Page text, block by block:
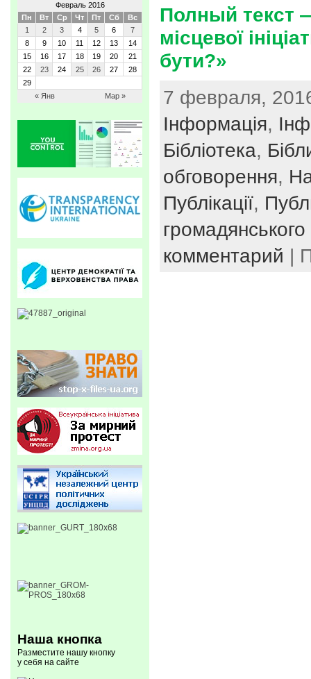
Февраль 2016
Пн
Вт Ср Чт Пт Сб Вс
« Янв Мар »
1 2 3 4 5 6
7
8
9 10 11 12 13
14
15
16 17 18 19 20
21
22
23 24 25 26 27
28
29
Наша кнопка
Разместите нашу кнопку
у себя на сайте
Полный текст
місцевої
бути?»
7 февраля,
Інформація,
Бібліотека,
обговорення,
Публікації,
громадянського
комментарий |